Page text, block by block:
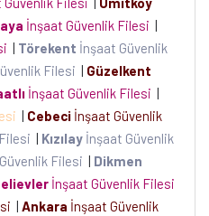
İnşaat Güvenlik Filesi |
| Törekent İnşaat Güvenlik
Filesi | Güzelkent
İnşaat Güvenlik Filesi |
| Cebeci İnşaat Güvenlik
| Kızılay İnşaat Güvenlik
Filesi | Dikmen
İnşaat Güvenlik Filesi
| Ankara İnşaat Güvenlik